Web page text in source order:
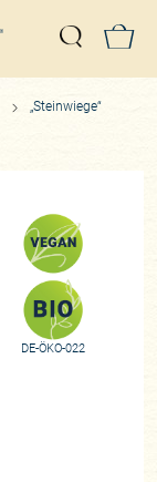
Suche
„Steinwiege“
DE-ÖKO-022